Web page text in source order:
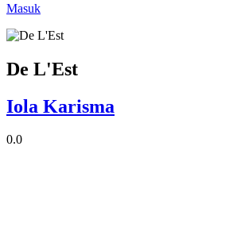
Masuk
De L'Est
Iola Karisma
0.0